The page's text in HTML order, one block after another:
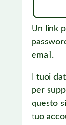
Un link
email.
I tuoi
per
questo
tuo